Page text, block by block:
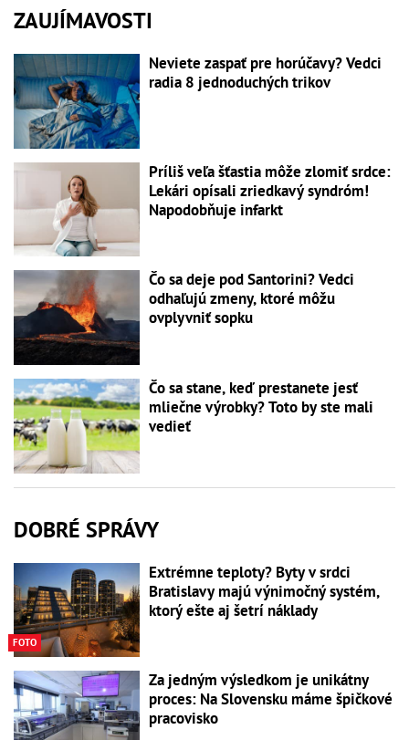
ZAUJÍMAVOSTI
Neviete zaspať pre horúčavy? Vedci
radia 8 jednoduchých trikov
Príliš veľa šťastia môže zlomiť srdce:
Lekári opísali zriedkavý syndróm!
Napodobňuje infarkt
Čo sa deje pod Santorini? Vedci
odhaľujú zmeny, ktoré môžu
ovplyvniť sopku
Čo sa stane, keď prestanete jesť
mliečne výrobky? Toto by ste mali
vedieť
DOBRÉ SPRÁVY
FOTO
Extrémne teploty? Byty v srdci
Bratislavy majú výnimočný systém,
ktorý ešte aj šetrí náklady
Za jedným výsledkom je unikátny
proces: Na Slovensku máme špičkové
pracovisko